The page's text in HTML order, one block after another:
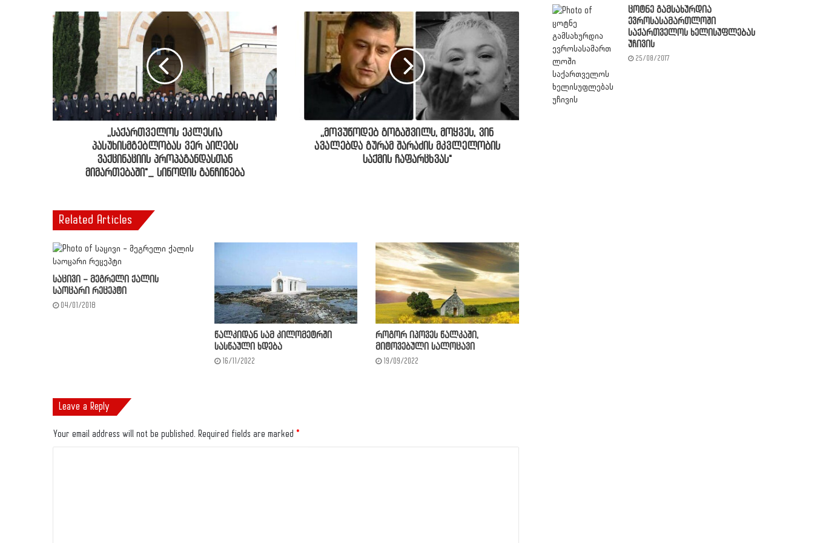
,,საქართველოს ეკლესია
პასუხისმგებლობას ვერ აიღებს
ვაქცინაციის პროპაგანდასთან
მიმართებაში"_ სინოდის განჩინება
,,მოვუწოდებ გოგაშვილს, მოყვეს, ვინ
ავალებდა გურამ შარაძის მკვლელობის
საქმის ჩაფარცხვას"
Related Articles
საცივი – მეგრელი ქალის
საოცარი რეცეპტი
04/01/2018
წალკიდან სამ კილომეტრში
სასწაული ხდება
16/11/2022
როგორ იპოვეს წალკაში,
მიტოვებული სალოცავი
19/09/2022
Leave a Reply
Your email address will not be published. Required fields are marked *
ცოტნე გამსახურდია
ევროსასამართლოში
საქართველოს ხელისუფლებას
უჩივის
25/08/2017